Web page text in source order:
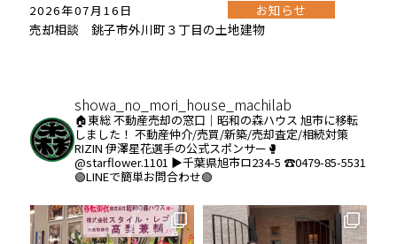
2026年07月16日
お知らせ
売却相談 銚子市外川町３丁目の土地建物
showa_no_mori_house_machilab
🏠東総 不動産売却の窓口｜昭和の森ハウス 旭市に移転
しました！ 不動産仲介/売買/新築/売却査定/相続対策
RIZIN 伊澤星花選手の公式スポンサー🥊
@starflower.1101 ▶︎千葉県旭市ロ234-5 ☎️0479-85-5531
🟢LINEで簡単お問合わせ🟢